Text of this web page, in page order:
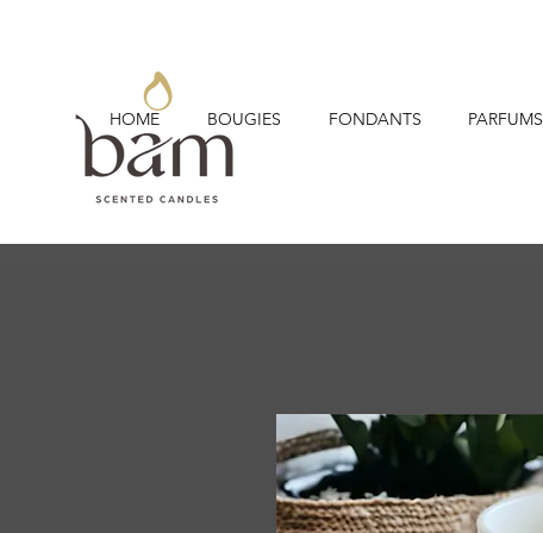
HOME BOUGIES FONDANTS PARFUMS